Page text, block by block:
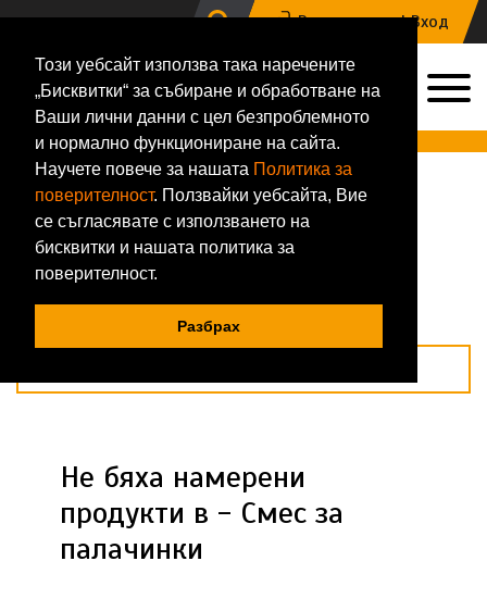
Този уебсайт използва така наречените
„Бисквитки“ за събиране и обработване на
Ваши лични данни с цел безпроблемното
и нормално функциониране на сайта.
Научете повече за нашата Политика за
поверителност. Ползвайки уебсайта, Вие
се съгласявате с използването на
бисквитки и нашата политика за
поверителност.
Разбрах
Регистрация | Вход
0884 133 648
Онлайн магазин за хранителни добавки и фитнес аксесоари
Протеинови храни Смес за палачинки
Смес за палачинки
Покажи по
Не бяха намерени
продукти в - Смес за
палачинки